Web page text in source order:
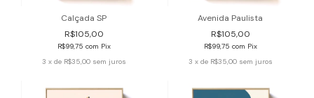
Calçada SP
R$105,00
R$99,75 com Pix
3 x de R$35,00 sem juros
Avenida Paulista
R$105,00
R$99,75 com Pix
3 x de R$35,00 sem juros